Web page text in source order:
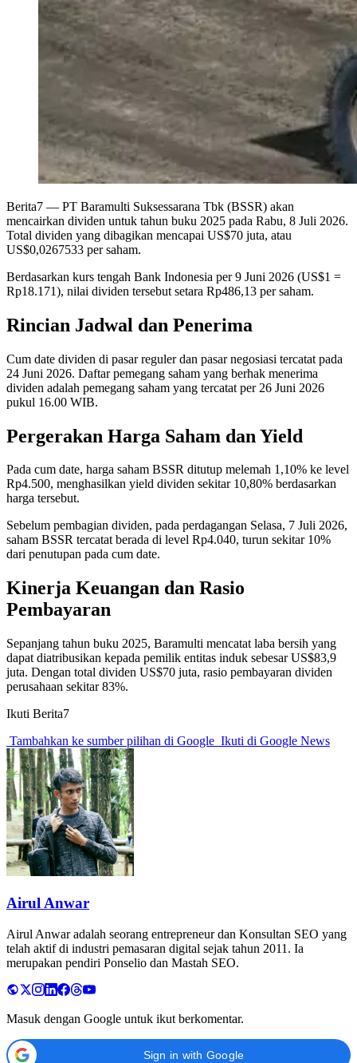
Berita7 — PT Baramulti Suksessarana Tbk (BSSR) akan
mencairkan dividen untuk tahun buku 2025 pada Rabu, 8 Juli 2026.
Total dividen yang dibagikan mencapai US$70 juta, atau
US$0,0267533 per saham.
Berdasarkan kurs tengah Bank Indonesia per 9 Juni 2026 (US$1 =
Rp18.171), nilai dividen tersebut setara Rp486,13 per saham.
Rincian Jadwal dan Penerima
Cum date dividen di pasar reguler dan pasar negosiasi tercatat pada
24 Juni 2026. Daftar pemegang saham yang berhak menerima
dividen adalah pemegang saham yang tercatat per 26 Juni 2026
pukul 16.00 WIB.
Pergerakan Harga Saham dan Yield
Pada cum date, harga saham BSSR ditutup melemah 1,10% ke level
Rp4.500, menghasilkan yield dividen sekitar 10,80% berdasarkan
harga tersebut.
Sebelum pembagian dividen, pada perdagangan Selasa, 7 Juli 2026,
saham BSSR tercatat berada di level Rp4.040, turun sekitar 10%
dari penutupan pada cum date.
Kinerja Keuangan dan Rasio
Pembayaran
Sepanjang tahun buku 2025, Baramulti mencatat laba bersih yang
dapat diatribusikan kepada pemilik entitas induk sebesar US$83,9
juta. Dengan total dividen US$70 juta, rasio pembayaran dividen
perusahaan sekitar 83%.
Ikuti Berita7
Tambahkan ke sumber pilihan di Google Ikuti di Google News
Airul Anwar
Airul Anwar adalah seorang entrepreneur dan Konsultan SEO yang
telah aktif di industri pemasaran digital sejak tahun 2011. Ia
merupakan pendiri Ponselio dan Mastah SEO.
Masuk dengan Google untuk ikut berkomentar.
Sign in with Google